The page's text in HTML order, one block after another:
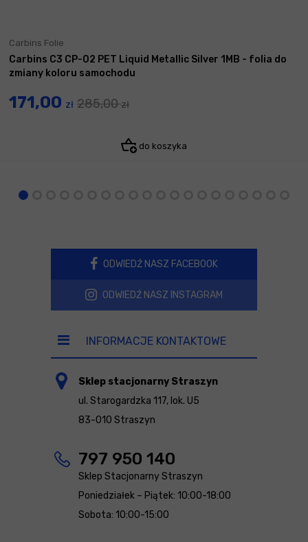
Carbins Folie
Carbins C3 CP-02 PET Liquid Metallic Silver 1MB - folia do
zmiany koloru samochodu
171,00 zł 285,00zł
do koszyka
ODWIEDŹ NASZ FACEBOOK
ODWIEDŹ NASZ INSTAGRAM
INFORMACJE KONTAKTOWE
Sklep stacjonarny Straszyn
ul. Starogardzka 117, lok. U5
83-010 Straszyn
797 950 140
Sklep Stacjonarny Straszyn
Poniedziałek – Piątek: 10:00-18:00
Sobota: 10:00-15:00